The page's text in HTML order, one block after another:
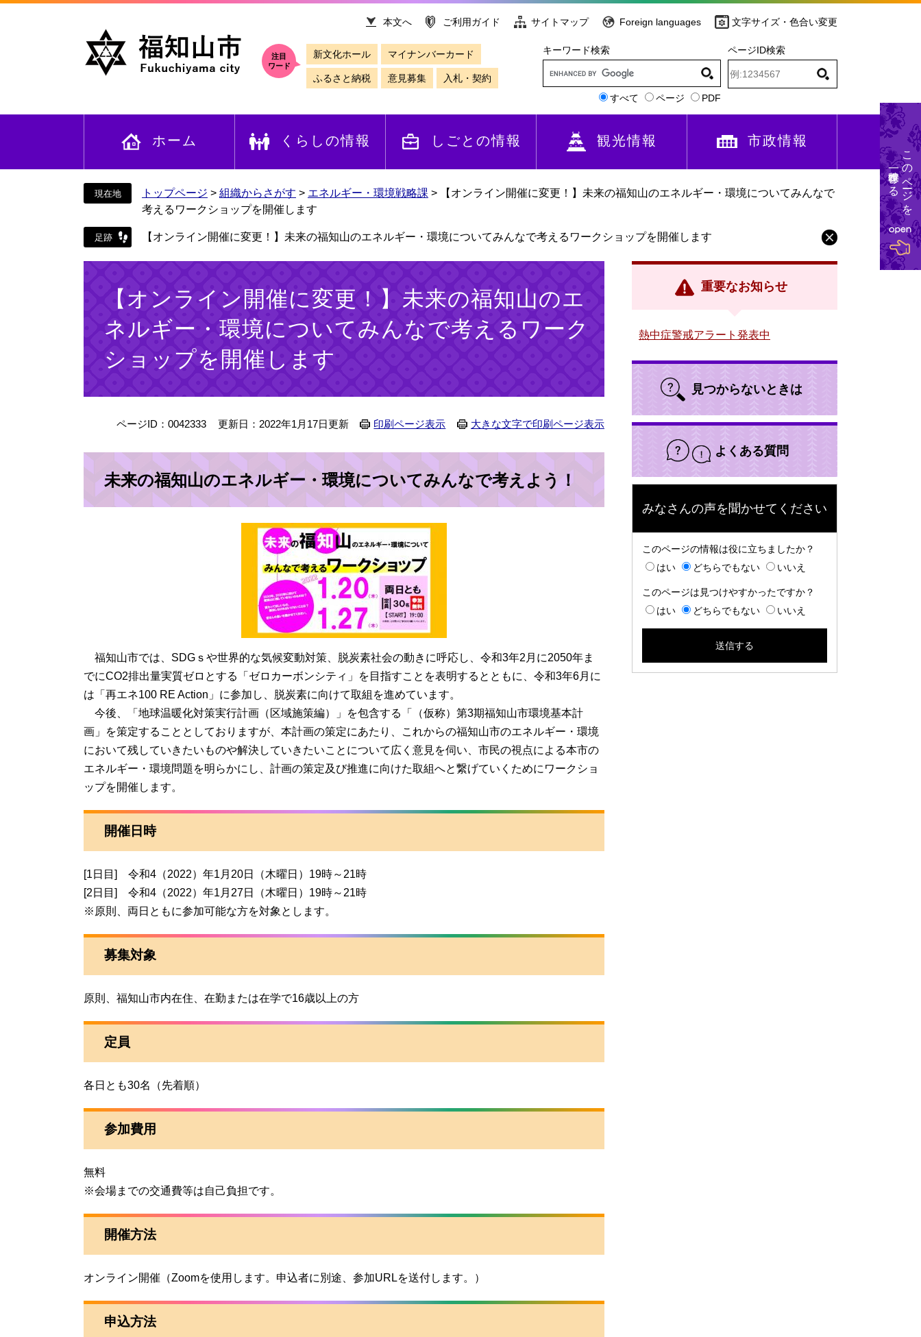
文
本文へ ご利用ガイド サイトマップ Foreign languages 文字サイズ・色合い変更
注目
ワード
新文化ホール マイナンバーカード
ふるさと納税 意見募集 入札・契約
キーワード検索
すべて ページ PDF
ページID検索
ホーム くらしの情報 しごとの情報 観光情報 市政情報
トップページ > 組織からさがす > エネルギー・環境戦略課 >
【オンライン開催に変更！】未来の福知山のエネルギー・環境についてみんなで
考えるワークショップを開催します
【オンライン開催に変更！】未来の福知山のエネルギー・環境についてみんなで考えるワークショップを開催します
【オンライン開催に変更！】未来の福知山のエ
ネルギー・環境についてみんなで考えるワーク
ショップを開催します
ページID：0042333 更新日：2022年1月17日更新 印刷ページ表示 大きな文字で印刷ページ表示
未来の福知山のエネルギー・環境についてみんなで考えよう！
福知山市では、SDGｓや世界的な気候変動対策、脱炭素社会の動きに呼応し、令和3年2月に2050年ま
でにCO2排出量実質ゼロとする「ゼロカーボンシティ」を目指すことを表明するとともに、令和3年6月に
は「再エネ100 RE Action」に参加し、脱炭素に向けて取組を進めています。
今後、「地球温暖化対策実行計画（区域施策編）」を包含する「（仮称）第3期福知山市環境基本計
画」を策定することとしておりますが、本計画の策定にあたり、これからの福知山市のエネルギー・環境
において残していきたいものや解決していきたいことについて広く意見を伺い、市民の視点による本市の
エネルギー・環境問題を明らかにし、計画の策定及び推進に向けた取組へと繋げていくためにワークショ
ップを開催します。
開催日時
[1日目] 令和4（2022）年1月20日（木曜日）19時～21時
[2日目] 令和4（2022）年1月27日（木曜日）19時～21時
※原則、両日ともに参加可能な方を対象とします。
募集対象
原則、福知山市内在住、在勤または在学で16歳以上の方
定員
各日とも30名（先着順）
参加費用
無料
※会場までの交通費等は自己負担です。
開催方法
オンライン開催（Zoomを使用します。申込者に別途、参加URLを送付します。）
申込方法
重要なお知らせ
熱中症警戒アラート発表中
見つからないときは
よくある質問
みなさんの声を聞かせてください
このページの情報は役に立ちましたか？
はい
どちらでもない いいえ
このページは見つけやすかったですか？
はい
どちらでもない いいえ
このページを
一時保存する